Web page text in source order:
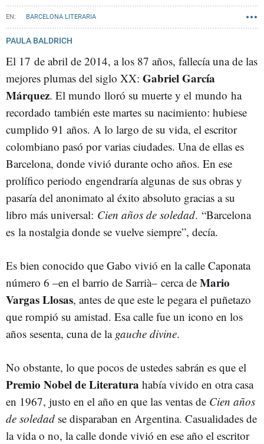
BARCELONA LITERARIA
PAULA BALDRICH
El 17 de abril de 2014, a los 87 años, fallecía una de las
mejores plumas del siglo XX: Gabriel García
Márquez. El mundo lloró su muerte y el mundo ha
recordado también este martes su nacimiento: hubiese
cumplido 91 años. A lo largo de su vida, el escritor
colombiano pasó por varias ciudades. Una de ellas es
Barcelona, donde vivió durante ocho años. En ese
prolífico periodo engendraría algunas de sus obras y
pasaría del anonimato al éxito absoluto gracias a su
libro más universal: Cien años de soledad. “Barcelona
es la nostalgia donde se vuelve siempre”, decía.
Es bien conocido que Gabo vivió en la calle Caponata
número 6 –en el barrio de Sarrià– cerca de Mario
Vargas Llosas, antes de que este le pegara el puñetazo
que rompió su amistad. Esa calle fue un icono en los
años sesenta, cuna de la gauche divine.
No obstante, lo que pocos de ustedes sabrán es que el
Premio Nobel de Literatura había vivido en otra casa
en 1967, justo en el año en que las ventas de Cien años
de soledad se disparaban en Argentina. Casualidades de
la vida o no, la calle donde vivió en ese año el escritor